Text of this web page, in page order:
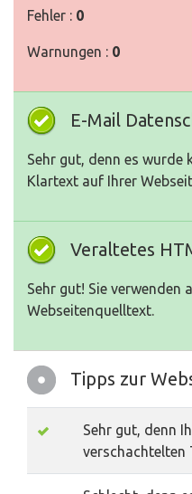
Fehler : 0
Warnungen : 0
E-Mail
Sehr gut, denn es wurde
Klartext auf Ihrer
Veraltetes
Sehr gut! Sie verwenden
Webseitenquelltext.
Tipps zur
Sehr gut, denn
verschachtelten